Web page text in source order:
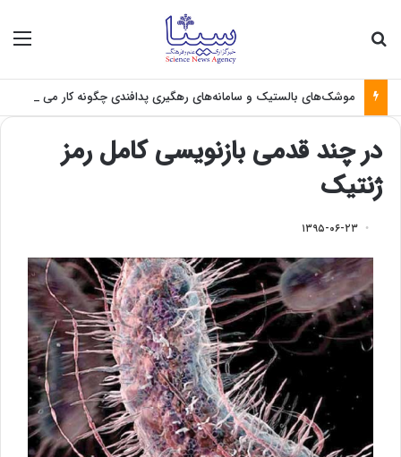
موشک‌های بالستیک و سامانه‌های رهگیری پدافندی چگونه کار می کنند؟
در چند قدمی بازنویسی کامل رمز
ژنتیک
۱۳۹۵-۰۶-۲۳